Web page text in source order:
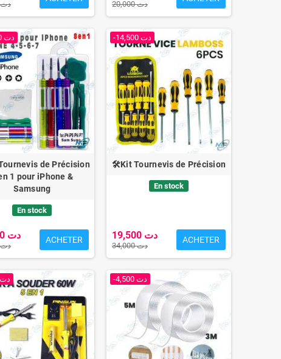
11,000 دت 20,000 دت
-17,000 دت
de Précision
1 pour iPhone &
Samsung
En stock
13,000 دت
30,000 دت
ACHETER
-14,500 دت
🛠️Kit Tournevis de Précision
En stock
19,500 دت
34,000 دت
ACHETER
-6,500 دت -4,500 دت